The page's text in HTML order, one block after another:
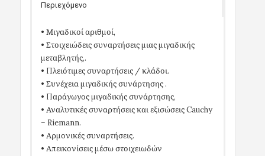
Περιεχόμενο
• Μιγαδικοί αριθμοί,
• Στοιχειώδεις συναρτήσεις μιας μιγαδικής
μεταβλητής,.
• Πλειότιμες συναρτήσεις / κλάδοι.
• Συνέχεια μιγαδικής συνάρτησης .
• Παράγωγος μιγαδικής συνάρτησης,
• Αναλυτικές συναρτήσεις και εξισώσεις Cauchy
– Riemann.
• Αρμονικές συναρτήσεις.
• Απεικονίσεις μέσω στοιχειωδών